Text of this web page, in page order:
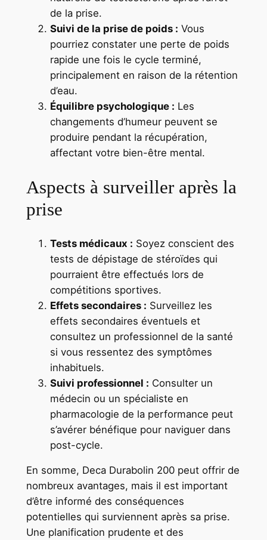
de la prise.
Suivi de la prise de poids : Vous
pourriez constater une perte de poids
rapide une fois le cycle terminé,
principalement en raison de la rétention
d’eau.
Équilibre psychologique : Les
changements d’humeur peuvent se
produire pendant la récupération,
affectant votre bien-être mental.
Aspects à surveiller après la
prise
Tests médicaux : Soyez conscient des
tests de dépistage de stéroïdes qui
pourraient être effectués lors de
compétitions sportives.
Effets secondaires : Surveillez les
effets secondaires éventuels et
consultez un professionnel de la santé
si vous ressentez des symptômes
inhabituels.
Suivi professionnel : Consulter un
médecin ou un spécialiste en
pharmacologie de la performance peut
s’avérer bénéfique pour naviguer dans
post-cycle.
En somme, Deca Durabolin 200 peut offrir de
nombreux avantages, mais il est important
d’être informé des conséquences
potentielles qui surviennent après sa prise.
Une planification prudente et des